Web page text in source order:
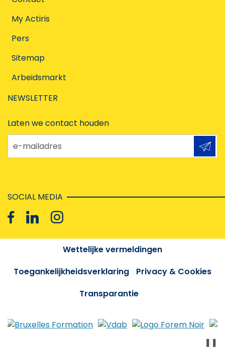
My Actiris
Pers
Sitemap
Arbeidsmarkt
NEWSLETTER
Laten we contact houden
e-mailadres
SOCIAL MEDIA
Wettelijke vermeldingen
Toegankelijkheidsverklaring
Privacy & Cookies
Transparantie
❚❚